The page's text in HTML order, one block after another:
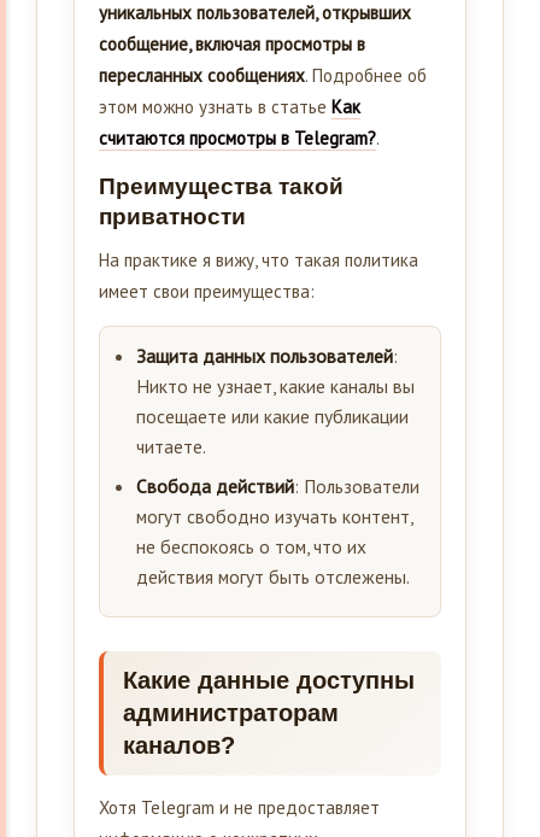
уникальных пользователей, открывших
сообщение, включая просмотры в
пересланных сообщениях. Подробнее об
этом можно узнать в статье Как
считаются просмотры в Telegram?.
Преимущества такой
приватности
На практике я вижу, что такая политика
имеет свои преимущества:
Защита данных пользователей:
Никто не узнает, какие каналы вы
посещаете или какие публикации
читаете.
Свобода действий: Пользователи
могут свободно изучать контент,
не беспокоясь о том, что их
действия могут быть отслежены.
Какие данные доступны
администраторам
каналов?
Хотя Telegram и не предоставляет